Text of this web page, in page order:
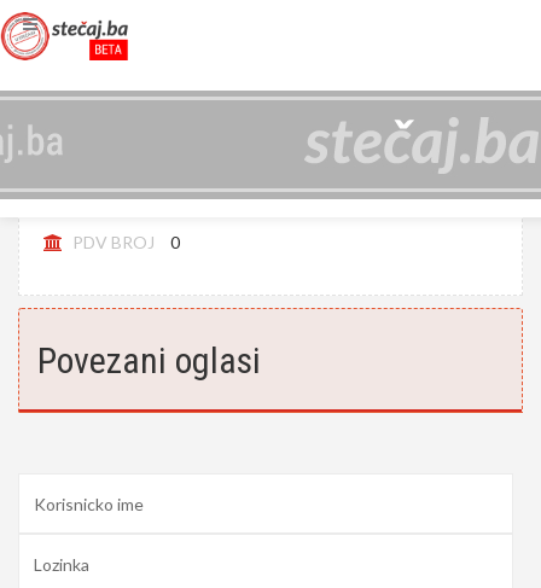
A-MEŠA D.O.O. CAZIN (LIKVIDIRAN)
JIB 4263127950003
PDV BROJ
0
Povezani oglasi